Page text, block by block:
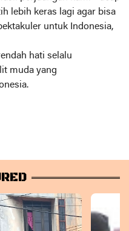
lebih keras lagi agar bisa
untuk Indonesia,
hati selalu
muda yang